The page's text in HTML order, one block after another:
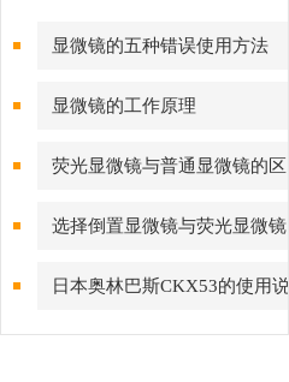
显微镜的五种错误使用方法
显微镜的工作原理
荧光显微镜与普通显微镜的区
别
选择倒置显微镜与荧光显微镜
考虑几点
日本奥林巴斯CKX53的使用说
明